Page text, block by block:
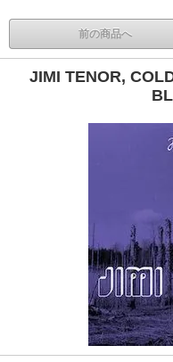
前の商品へ
JIMI TENOR,